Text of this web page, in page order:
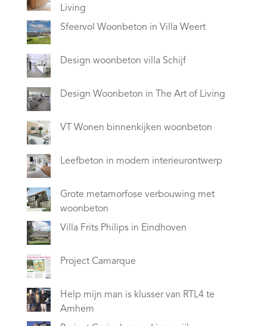
Living
Sfeervol Woonbeton in Villa Weert
Design woonbeton villa Schijf
Design Woonbeton in The Art of Living
VT Wonen binnenkijken woonbeton
Leefbeton in modern interieurontwerp
Grote metamorfose verbouwing met
woonbeton
Villa Frits Philips in Eindhoven
Project Camarque
Help mijn man is klusser van RTL4 te
Arnhem